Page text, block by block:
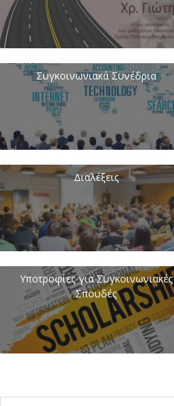
Συγκοινωνιακά Συνέδρια
Διαλέξεις
Υποτροφίες για Συγκοινωνιακές
Σπουδές